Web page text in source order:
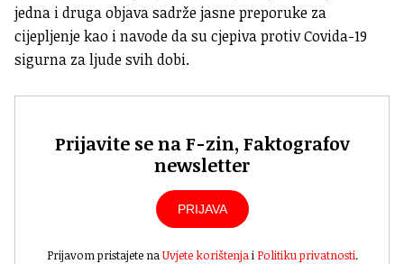
jedna i druga objava sadrže jasne preporuke za
cijepljenje kao i navode da su cjepiva protiv Covida-19
sigurna za ljude svih dobi.
Prijavite se na F-zin, Faktografov
newsletter
PRIJAVA
Prijavom pristajete na Uvjete korištenja i Politiku privatnosti.